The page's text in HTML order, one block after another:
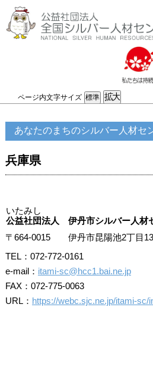
ページ内文字サイズ
あなたのまちのシルバー人材セ
兵庫県
いたみし
公益社団法人 伊丹市シルバー人材
〒664-0015 伊丹市昆陽池2丁
TEL：072-772-0161
e-mail： itami-sc@hcc1.bai.ne.jp
FAX：072-775-0063
URL： https://webc.sjc.ne.jp/itami-sc/